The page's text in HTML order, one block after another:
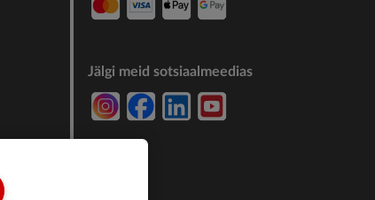
Jälgi meid sotsiaalmeedias